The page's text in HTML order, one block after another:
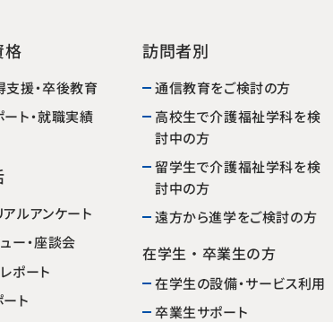
格
支援・卒後教育
ト・就職実績
ルアンケート
ー・座談会
ポート
ト
訪問者別
通信教育をご検討の方
高校生で介護福祉学科を検
討中の方
留学生で介護福祉学科を検
討中の方
遠方から進学をご検討の方
在学生・卒業生の方
在学生の設備・サービス利用
卒業生サポート